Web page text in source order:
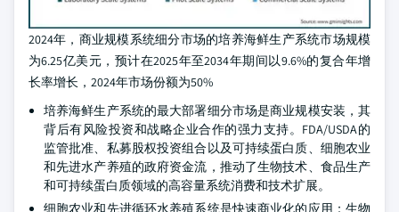
2024年，商业规模系统细分市场的培养海鲜生产系统市场规模
为6.25亿美元，预计在2025年至2034年期间以9.6%的复合年增
长率增长，2024年市场份额为50%
培养海鲜生产系统的最大部署细分市场是商业规模安装，其
背后有风险投资和战略企业合作的强力支持。FDA/USDA的
监管批准、私募股权投资组合以及可持续蛋白质、细胞农业
和先进水产养殖的政府资金流，推动了生物技术、食品生产
和可持续蛋白质领域的高容量系统消费和技术扩展。
细胞农业和先进循环水养殖系统是快速商业化的应用：生物